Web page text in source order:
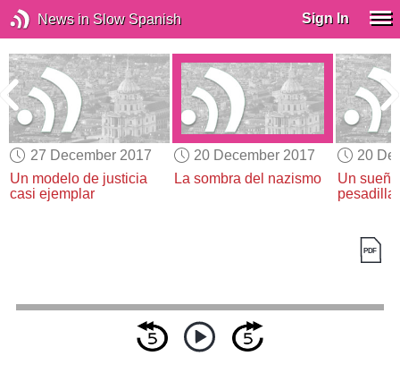
News in Slow Spanish Sign In
27 December 2017
Un modelo de justicia
casi ejemplar
20 December 2017
La sombra del nazismo
20
Un
pesadilla